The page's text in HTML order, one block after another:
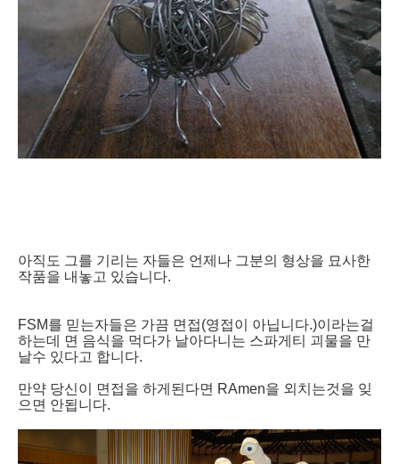
아직도 그를 기리는 자들은 언제나 그분의 형상을 묘사한
작품을 내놓고 있습니다.
FSM를 믿는자들은 가끔 면접(영접이 아닙니다.)이라는걸
하는데 면 음식을 먹다가 날아다니는 스파게티 괴물을 만
날수 있다고 합니다.
만약 당신이 면접을 하게된다면 RAmen을 외치는것을 잊
으면 안됩니다.